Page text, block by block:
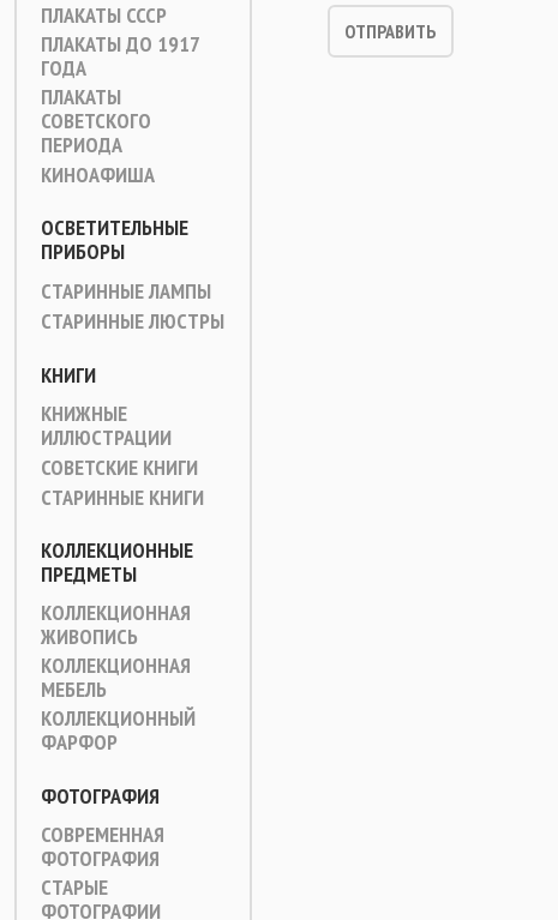
ПЛАКАТЫ СССР
ПЛАКАТЫ ДО 1917
ГОДА
ПЛАКАТЫ
СОВЕТСКОГО
ПЕРИОДА
КИНОАФИША
ОСВЕТИТЕЛЬНЫЕ
ПРИБОРЫ
СТАРИННЫЕ ЛАМПЫ
СТАРИННЫЕ ЛЮСТРЫ
КНИГИ
КНИЖНЫЕ
ИЛЛЮСТРАЦИИ
СОВЕТСКИЕ КНИГИ
СТАРИННЫЕ КНИГИ
КОЛЛЕКЦИОННЫЕ
ПРЕДМЕТЫ
КОЛЛЕКЦИОННАЯ
ЖИВОПИСЬ
КОЛЛЕКЦИОННАЯ
МЕБЕЛЬ
КОЛЛЕКЦИОННЫЙ
ФАРФОР
ФОТОГРАФИЯ
СОВРЕМЕННАЯ
ФОТОГРАФИЯ
СТАРЫЕ
ФОТОГРАФИИ